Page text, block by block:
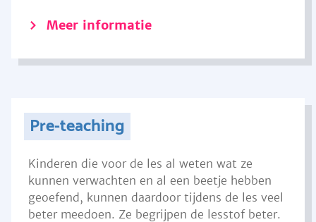
Meer informatie
Pre-teaching
Kinderen die voor de les al weten wat ze
kunnen verwachten en al een beetje hebben
geoefend, kunnen daardoor tijdens de les veel
beter meedoen. Ze begrijpen de lesstof beter.